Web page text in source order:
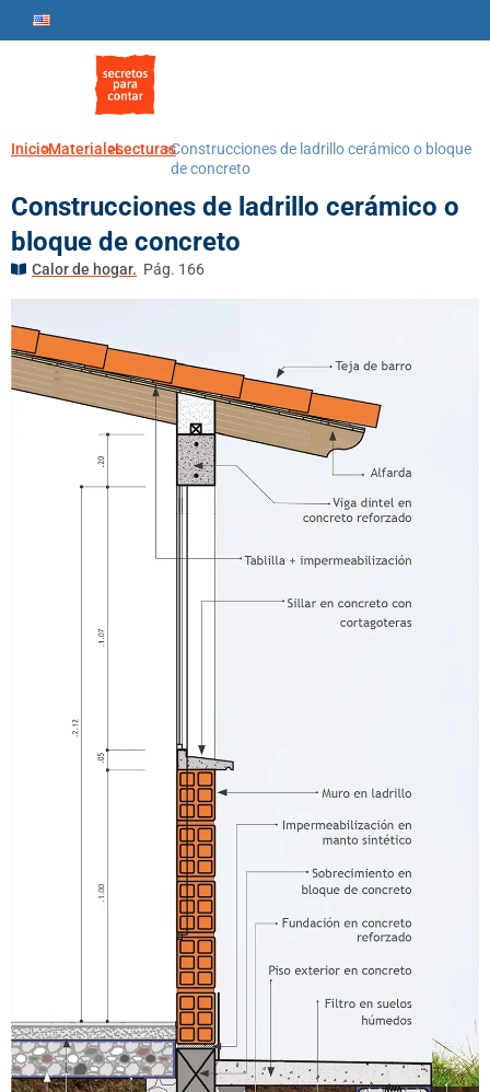
Inicio
>Materiales
>Lecturas
>Construcciones de ladrillo cerámico o bloque
de concreto
Construcciones de ladrillo cerámico o
bloque de concreto
Calor de hogar. Pág. 166